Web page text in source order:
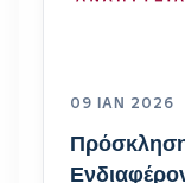
09 ΙΑΝ 2026